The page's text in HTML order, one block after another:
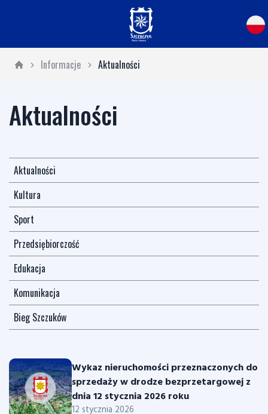
Informacje Aktualności
Aktualności
Aktualności
Kultura
Sport
Przedsiębiorczość
Edukacja
Komunikacja
Bieg Szczuków
Wykaz nieruchomości przeznaczonych do
sprzedaży w drodze bezprzetargowej z
dnia 12 stycznia 2026 roku
12 stycznia 2026